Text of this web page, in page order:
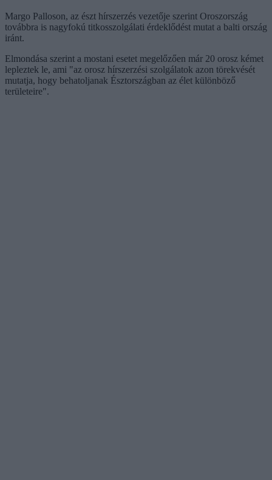
Margo Palloson, az észt hírszerzés vezetője szerint Oroszország
továbbra is nagyfokú titkosszolgálati érdeklődést mutat a balti ország
iránt.
Elmondása szerint a mostani esetet megelőzően már 20 orosz kémet
lepleztek le, ami "az orosz hírszerzési szolgálatok azon törekvését
mutatja, hogy behatoljanak Észtországban az élet különböző
területeire".